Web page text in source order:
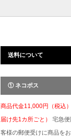
送料について
① ネコポス
商品代金11,000円（税込
届け先1カ所ごと） 宅急
客様の郵便受けに商品を